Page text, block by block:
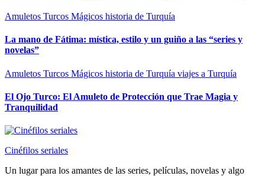
Amuletos Turcos Mágicos historia de Turquía
La mano de Fátima: mística, estilo y un guiño a las “series y
novelas”
Amuletos Turcos Mágicos historia de Turquía viajes a Turquía
El Ojo Turco: El Amuleto de Protección que Trae Magia y
Tranquilidad
Cinéfilos seriales
Un lugar para los amantes de las series, películas, novelas y algo